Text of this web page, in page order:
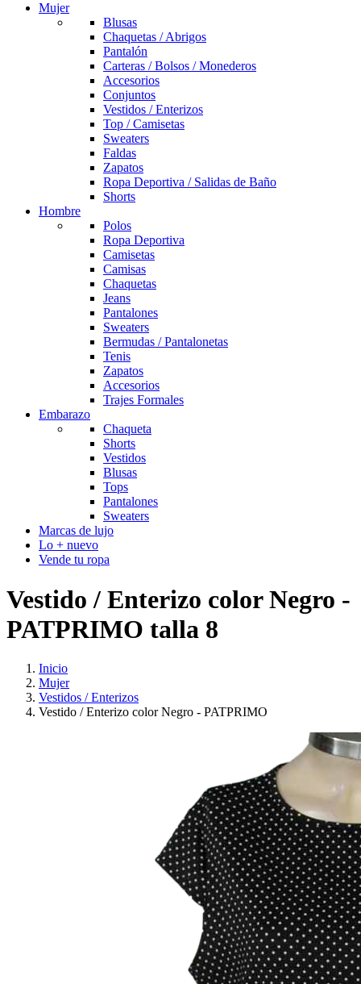
Mujer
Blusas
Chaquetas / Abrigos
Pantalón
Carteras / Bolsos / Monederos
Accesorios
Conjuntos
Vestidos / Enterizos
Top / Camisetas
Sweaters
Faldas
Zapatos
Ropa Deportiva / Salidas de Baño
Shorts
Hombre
Polos
Ropa Deportiva
Camisetas
Camisas
Chaquetas
Jeans
Pantalones
Sweaters
Bermudas / Pantalonetas
Tenis
Zapatos
Accesorios
Trajes Formales
Embarazo
Chaqueta
Shorts
Vestidos
Blusas
Tops
Pantalones
Sweaters
Marcas de lujo
Lo + nuevo
Vende tu ropa
Vestido / Enterizo color Negro -
PATPRIMO talla 8
Inicio
Mujer
Vestidos / Enterizos
Vestido / Enterizo color Negro - PATPRIMO